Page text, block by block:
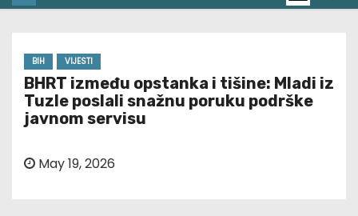
BIH VIJESTI
BHRT između opstanka i tišine: Mladi iz
Tuzle poslali snažnu poruku podrške
javnom servisu
May 19, 2026